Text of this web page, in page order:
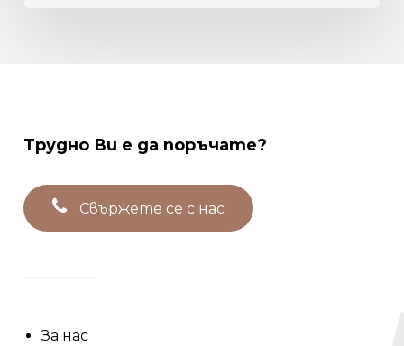
Трудно Ви е да поръчате?
Свържете се с нас
За нас